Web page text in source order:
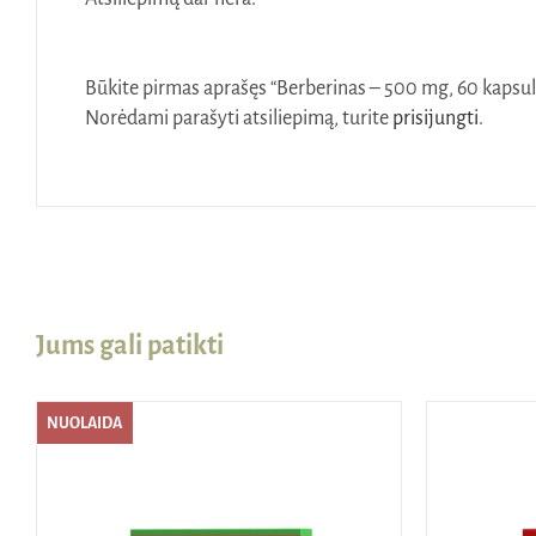
Būkite pirmas aprašęs “Berberinas – 500 mg, 60
Norėdami parašyti atsiliepimą, turite prisijungti.
Jums gali patikti
NUOLAIDA